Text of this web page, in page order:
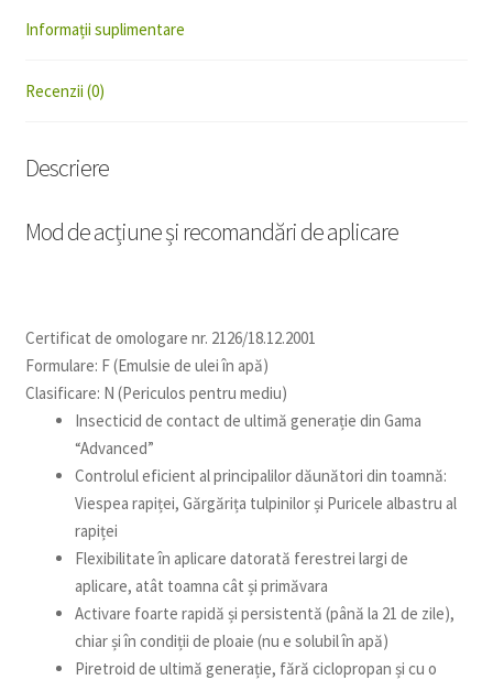
Informații suplimentare
Recenzii (0)
Descriere
Mod de acțiune și recomandări de aplicare
Certificat de omologare nr. 2126/18.12.2001
Formulare: F (Emulsie de ulei în apă)
Clasificare: N (Periculos pentru mediu)
Insecticid de contact de ultimă generație din Gama
“Advanced”
Controlul eficient al principalilor dăunători din toamnă:
Viespea rapiței, Gărgărița tulpinilor și Puricele albastru al
rapiței
Flexibilitate în aplicare datorată ferestrei largi de
aplicare, atât toamna cât și primăvara
Activare foarte rapidă și persistentă (până la 21 de zile),
chiar și în condiții de ploaie (nu e solubil în apă)
Piretroid de ultimă generație, fără ciclopropan și cu o